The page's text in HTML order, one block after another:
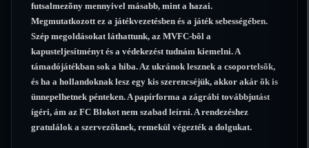
futsalmezõny mennyivel másabb, mint a hazai.
Megmutatkozott ez a játékvezetésben és a játék sebességében.
Szép megoldásokat láthattunk, az MVFC-bõl a
kapusteljesítményt és a védekezést tudnám kiemelni. A
támadójátékban sok a hiba. Az ukránok lesznek a csoportelsõk,
és ha a hollandoknak lesz egy kis szerencséjük, akkor akár õk is
ünnepelhetnek pénteken. A papírforma a zágrábi továbbjutást
ígéri, ám az FC Blokot nem szabad leírni. A rendezéshez
gratulálok a szervezõknek, remekül végezték a dolgukat.